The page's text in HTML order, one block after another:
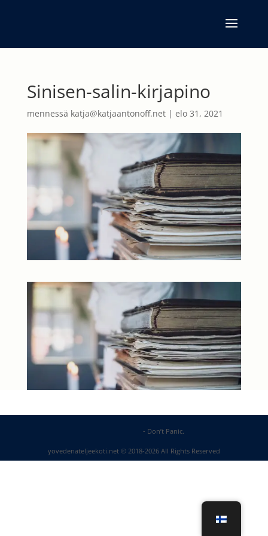
Sinisen-salin-kirjapino
mennessä katja@katjaantonoff.net| elo 31, 2021
- Don’t Panic.
yovedenateljeekoti.net © 2018-2026 All Rights Reserved